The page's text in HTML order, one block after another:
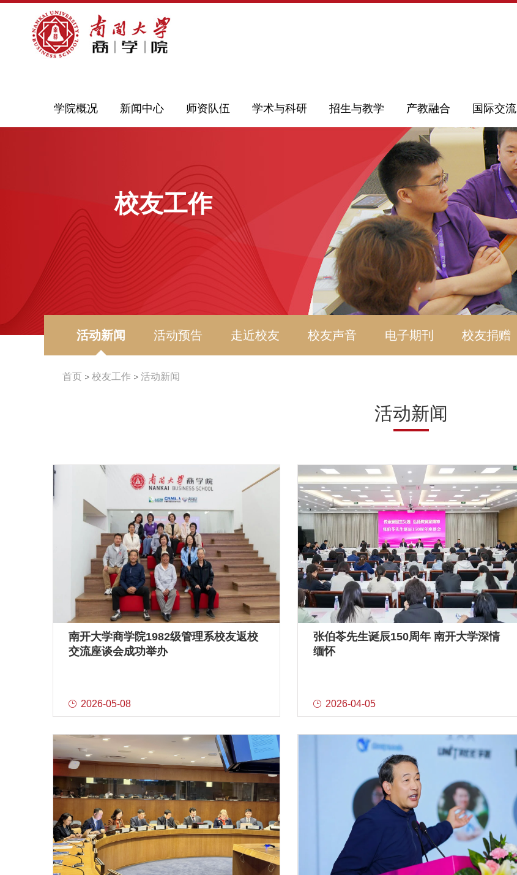
学院概况 新闻中心 师资队伍 学术与科研 招生与教学 产教融合 国际交流
校友工作
活动新闻 活动预告 走近校友 校友声音 电子期刊 校友捐赠
首页 校友工作 活动新闻
活动新闻
南开大学商学院1982级管理系校友返校
交流座谈会成功举办
2026-05-08
张伯苓先生诞辰150周年 南开大学深情
缅怀
2026-04-05